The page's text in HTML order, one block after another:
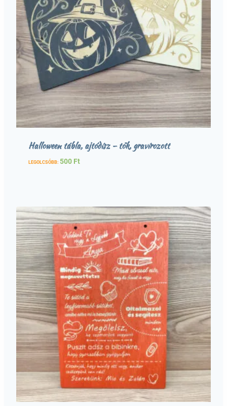
Halloween tábla, ajtódísz – tök, gravírozott
LEGOLCSÓBB: 500 Ft